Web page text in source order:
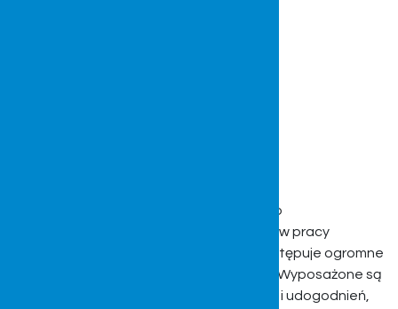
Produkujemy również kabiny zamienne do
kombajnów. Niewątpliwie pomagają one w pracy
podczas gorących, letnich dni, gdzie występuje ogromne
zapylenie i bardzo wysokie temperatury. Wyposażone są
one w wiele technologicznych rozwiązań i udogodnień,